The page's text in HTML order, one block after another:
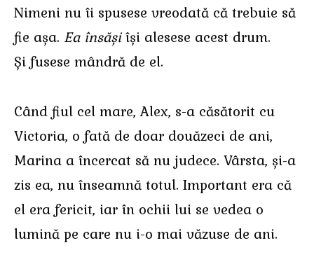
Nimeni nu îi spusese vreodată că trebuie să
fie așa. Ea însășiîși alesese acest drum.
Și fusese mândră de el.
Când fiul cel mare, Alex, s-a căsătorit cu
Victoria, o fată de doar douăzeci de ani,
Marina a încercat să nu judece. Vârsta, și-a
zis ea, nu înseamnă totul. Important era că
el era fericit, iar în ochii lui se vedea o
lumină pe care nu i-o mai văzuse de ani.